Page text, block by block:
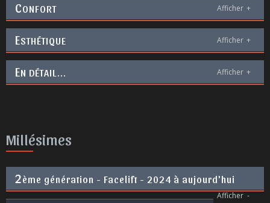
CONFORT Afficher +
ESTHÉTIQUE Afficher +
EN DÉTAIL... Afficher +
Millésimes
2ème génération - Facelift - 2024 à aujourd'hui
Afficher -